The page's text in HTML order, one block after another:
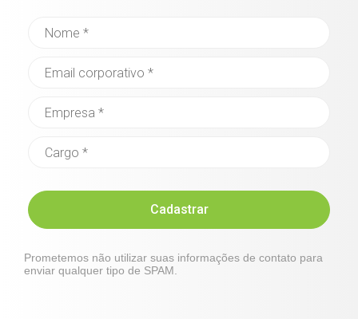
Cadastrar
Prometemos não utilizar suas informações de contato para
enviar qualquer tipo de SPAM.